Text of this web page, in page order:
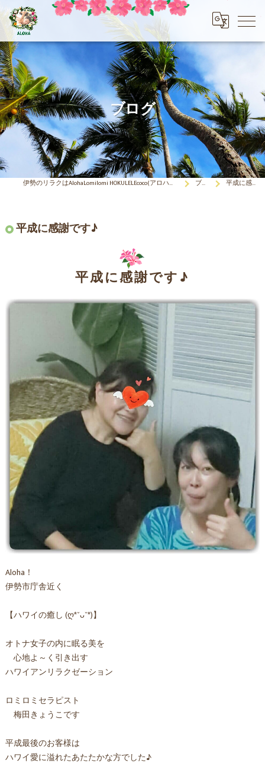
ブログ
伊勢のリラクはAlohaLomilomi HOKULELEcoco(アロハロミロミ ホクレレココ)☆彡 ブログ 平成に感謝です♪
平成に感謝です♪
平成に感謝です♪
Aloha！
伊勢市庁舎近く
【ハワイの癒し (ღ*ˇᴗˇ*)】
オトナ女子の内に眠る美を
心地よ～く引き出す
ハワイアンリラクゼーション
ロミロミセラピスト
梅田きょうこです
平成最後のお客様は
ハワイ愛に溢れたあたたかな方でした♪